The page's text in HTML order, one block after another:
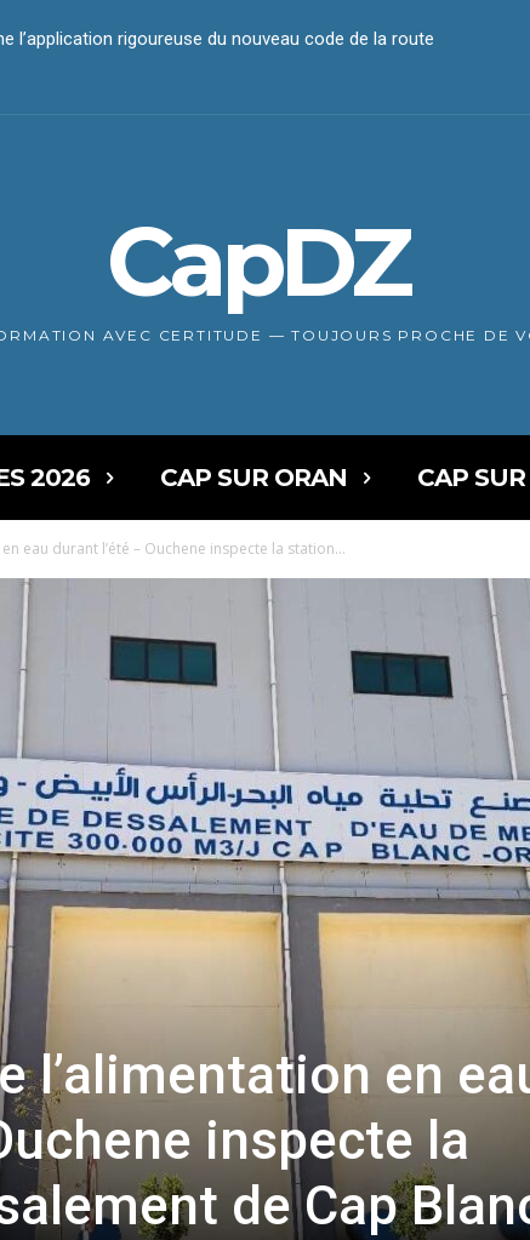
rigoureuse du nouveau code de la route
électronique
CapDZ
AVEC CERTITUDE — TOUJOURS PROCHE DE
2026 CAP SUR ORAN CAP
eau durant l’été – Ouchene inspecte la station...
l’alimentation en
inspecte la
de Cap